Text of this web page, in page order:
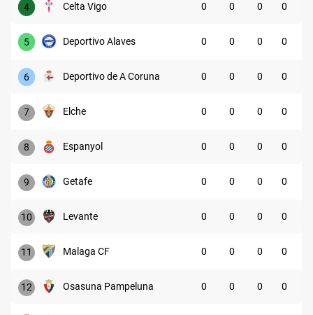
4 Celta Vigo 0 0 0 0
5 Deportivo Alaves 0 0 0 0
6 Deportivo de A Coruna 0 0 0 0
7 Elche 0 0 0 0
8 Espanyol 0 0 0 0
9 Getafe 0 0 0 0
10 Levante 0 0 0 0
11 Malaga CF 0 0 0 0
12 Osasuna Pampeluna 0 0 0 0